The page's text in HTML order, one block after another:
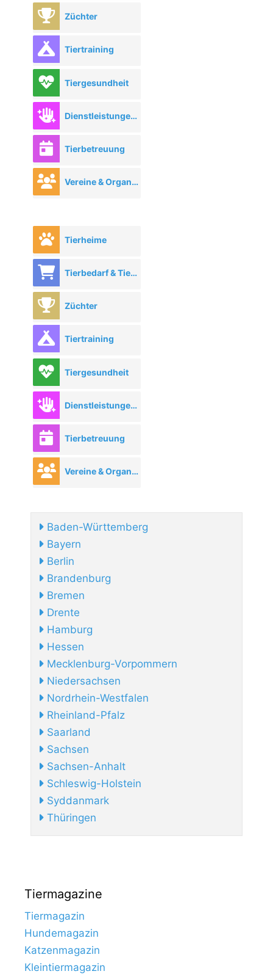
Züchter
Tiertraining
Tiergesundheit
Dienstleistungen rund ums Tier
Tierbetreuung
Vereine & Organisationen
Tierheime
Tierbedarf & Tierhandel
Züchter
Tiertraining
Tiergesundheit
Dienstleistungen rund ums Tier
Tierbetreuung
Vereine & Organisationen
Baden-Württemberg
Bayern
Berlin
Brandenburg
Bremen
Drente
Hamburg
Hessen
Mecklenburg-Vorpommern
Niedersachsen
Nordrhein-Westfalen
Rheinland-Pfalz
Saarland
Sachsen
Sachsen-Anhalt
Schleswig-Holstein
Syddanmark
Thüringen
Tiermagazine
Tiermagazin
Hundemagazin
Katzenmagazin
Kleintiermagazin